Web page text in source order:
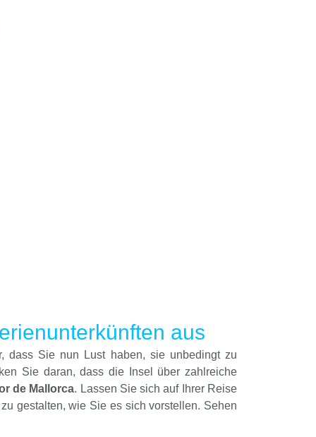
aus
dass Sie nun Lust haben, sie unbedingt zu
Sie daran, dass die Insel über zahlreiche
de Mallorca. Lassen Sie sich auf Ihrer Reise
gestalten, wie Sie es sich vorstellen. Sehen